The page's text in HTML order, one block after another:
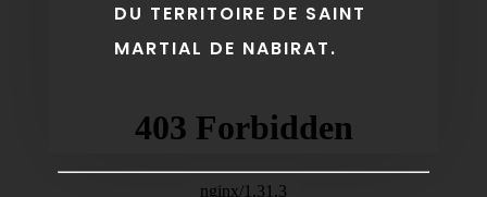
DU TERRITOIRE DE SAINT
MARTIAL DE NABIRAT.